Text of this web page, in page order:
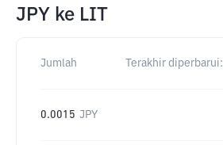
JPY ke LIT
Jumlah Terakhir diperbarui:
0.0015 JPY